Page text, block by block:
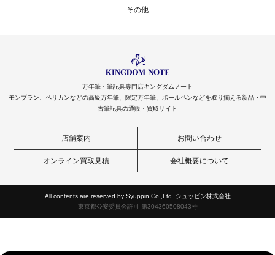
その他
万年筆・筆記具専門店キングダムノート
モンブラン、ペリカンなどの高級万年筆、限定万年筆、ボールペンなどを取り揃える新品・中
古筆記具の通販・買取サイト
店舗案内 お問い合わせ
オンライン買取見積 会社概要について
All contents are reserved by Syuppin Co.,Ltd. シュッピン株式会社
東京都公安委員会許可 第304360508043号